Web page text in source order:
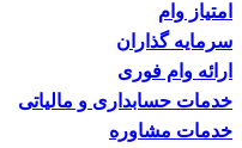
امتیاز وام
سرمایه گذاران
ارائه وام فوری
خدمات حسابداری و مالیاتی
خدمات مشاوره